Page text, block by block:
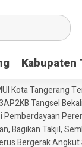
Kabupaten
Kota Tangerang
Tangsel
Bagikan Takjil,
Bergerak Angkut